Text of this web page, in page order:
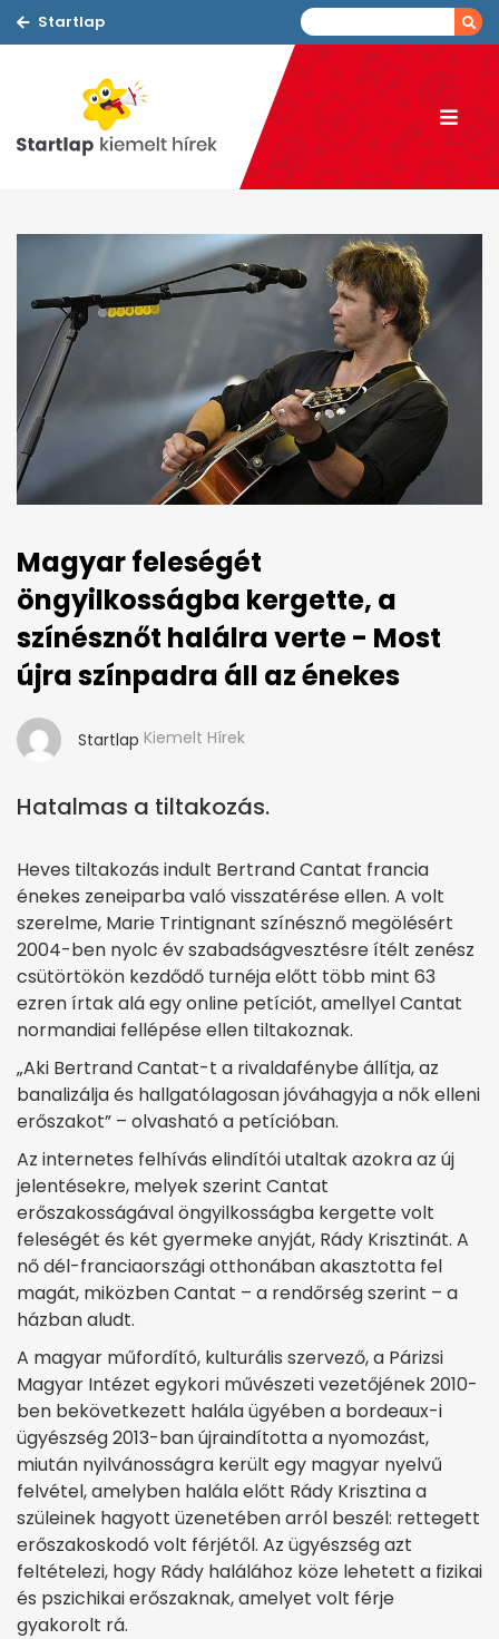
Startlap
Magyar feleségét
öngyilkosságba kergette, a
színésznőt halálra verte - Most
újra színpadra áll az énekes
Startlap Kiemelt Hírek
Hatalmas a tiltakozás.
Heves tiltakozás indult Bertrand Cantat francia
énekes zeneiparba való visszatérése ellen. A volt
szerelme, Marie Trintignant színésznő megölésért
2004-ben nyolc év szabadságvesztésre ítélt zenész
csütörtökön kezdődő turnéja előtt több mint 63
ezren írtak alá egy online petíciót, amellyel Cantat
normandiai fellépése ellen tiltakoznak.
„Aki Bertrand Cantat-t a rivaldafénybe állítja, az
banalizálja és hallgatólagosan jóváhagyja a nők elleni
erőszakot” – olvasható a petícióban.
Az internetes felhívás elindítói utaltak azokra az új
jelentésekre, melyek szerint Cantat
erőszakosságával öngyilkosságba kergette volt
feleségét és két gyermeke anyját, Rády Krisztinát. A
nő dél-franciaországi otthonában akasztotta fel
magát, miközben Cantat – a rendőrség szerint – a
házban aludt.
A magyar műfordító, kulturális szervező, a Párizsi
Magyar Intézet egykori művészeti vezetőjének 2010-
ben bekövetkezett halála ügyében a bordeaux-i
ügyészség 2013-ban újraindította a nyomozást,
miután nyilvánosságra került egy magyar nyelvű
felvétel, amelyben halála előtt Rády Krisztina a
szüleinek hagyott üzenetében arról beszél: rettegett
erőszakoskodó volt férjétől. Az ügyészség azt
feltételezi, hogy Rády halálához köze lehetett a fizikai
és pszichikai erőszaknak, amelyet volt férje
gyakorolt rá.